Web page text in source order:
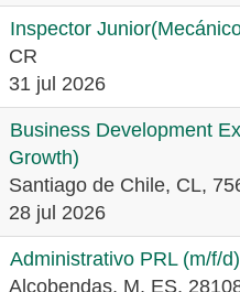
Inspector
CR
31 jul 2026
Business Development
Growth)
Santiago de Chile, CL,
28 jul 2026
Administrativo PRL (m/f/d)
Alcobendas, M, ES,